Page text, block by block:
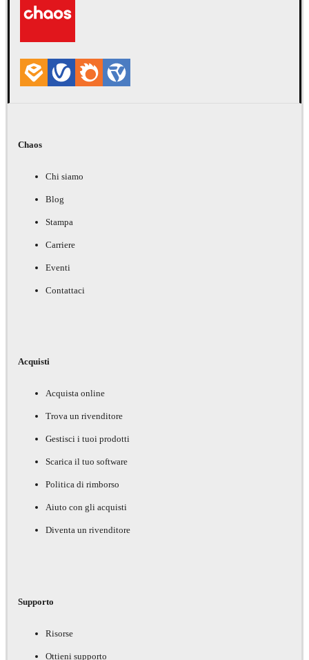
Chaos
Chi siamo
Blog
Stampa
Carriere
Eventi
Contattaci
Acquisti
Acquista online
Trova un rivenditore
Gestisci i tuoi prodotti
Scarica il tuo software
Politica di rimborso
Aiuto con gli acquisti
Diventa un rivenditore
Supporto
Risorse
Ottieni supporto